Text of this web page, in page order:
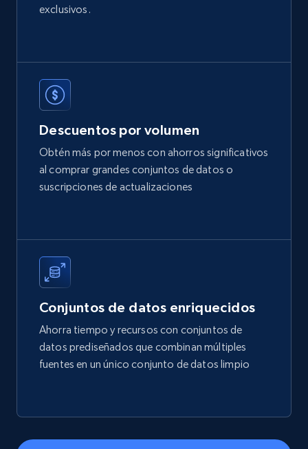
Etsy
price, and more.
eCommerce
323+
price, Final price, Final price high, Currency, and
more.
254+
price, Currency, Sold, and more.
exclusivos.
Descuentos por volumen
Obtén más por menos con ahorros significativos
al comprar grandes conjuntos de datos o
suscripciones de actualizaciones
Conjuntos de datos enriquecidos
Ahorra tiempo y recursos con conjuntos de
datos prediseñados que combinan múltiples
fuentes en un único conjunto de datos limpio